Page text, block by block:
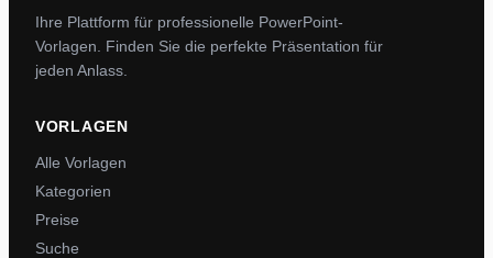
Ihre Plattform für professionelle PowerPoint-
Vorlagen. Finden Sie die perfekte Präsentation für
jeden Anlass.
VORLAGEN
Alle Vorlagen
Kategorien
Preise
Suche